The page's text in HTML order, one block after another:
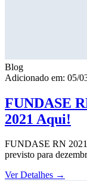
Blog
Adicionado em: 05/
FUNDASE
2021 Aqui!
FUNDASE RN
previsto para
Ver Detalhes →